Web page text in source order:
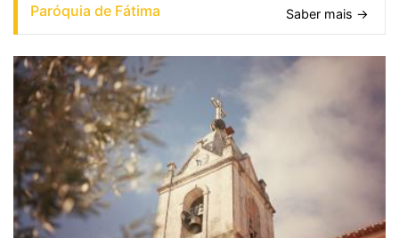
Estrada da Loureira
Paróquia de Fátima Saber mais →